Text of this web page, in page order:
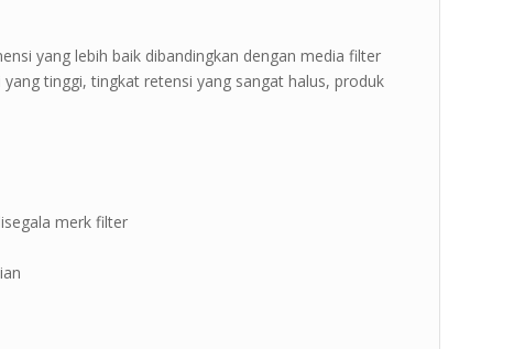
yang lebih baik dibandingkan dengan media filter
tinggi, tingkat retensi yang sangat halus, produk
merk filter